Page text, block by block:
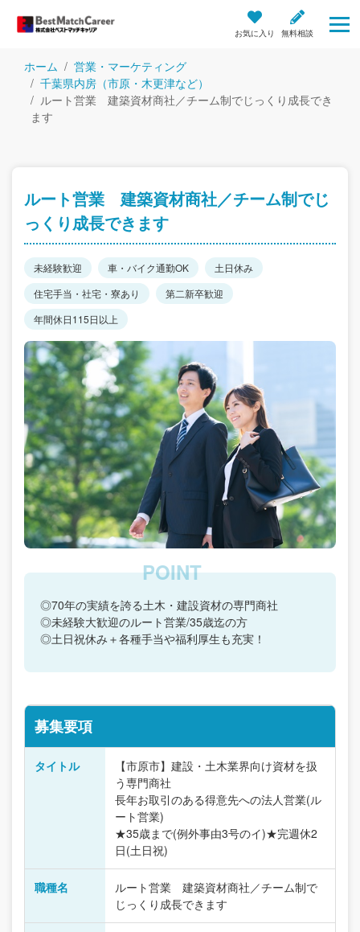
お気に入り 無料相談
ホーム
営業・マーケティング
千葉県内房（市原・木更津など）
ルート営業 建築資材商社／チーム制でじっくり成長でき
ます
ルート営業 建築資材商社／チーム制でじ
っくり成長できます
未経験歓迎 車・バイク通勤OK
土日休み
住宅手当・社宅・寮あり
第二新卒歓迎
年間休日115日以上
◎70年の実績を誇る土木・建設資材の専門商社
◎未経験大歓迎のルート営業/35歳迄の方
◎土日祝休み＋各種手当や福利厚生も充実！
募集要項
タイトル
【市原市】建設・土木業界向け資材を扱
う専門商社
長年お取引のある得意先への法人営業(ル
ート営業)
★35歳まで(例外事由3号のイ)★完週休2
日(土日祝)
職種名
ルート営業 建築資材商社／チーム制で
じっくり成長できます